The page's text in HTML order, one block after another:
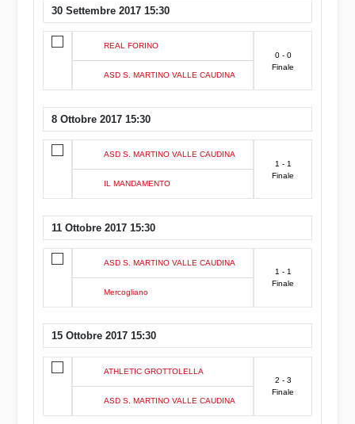
30 Settembre 2017 15:30
REAL FORINO
ASD S. MARTINO VALLE CAUDINA
0 - 0
Finale
8 Ottobre 2017 15:30
ASD S. MARTINO VALLE CAUDINA
IL MANDAMENTO
1 - 1
Finale
11 Ottobre 2017 15:30
ASD S. MARTINO VALLE CAUDINA
Mercogliano
1 - 1
Finale
15 Ottobre 2017 15:30
ATHLETIC GROTTOLELLA
ASD S. MARTINO VALLE CAUDINA
2 - 3
Finale